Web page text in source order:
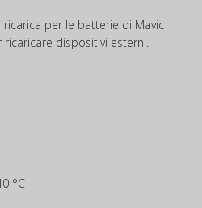
per le batterie di Mavic
dispositivi esterni.
°C